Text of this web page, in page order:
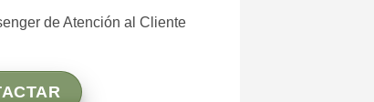
de Atención al Cliente